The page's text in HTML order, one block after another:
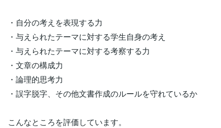
・自分の考えを表現する力
・与えられたテーマに対する学生自身の考え
・与えられたテーマに対する考察する力
・文章の構成力
・論理的思考力
・誤字脱字、その他文書作成のルールを守れているか
こんなところを評価しています。